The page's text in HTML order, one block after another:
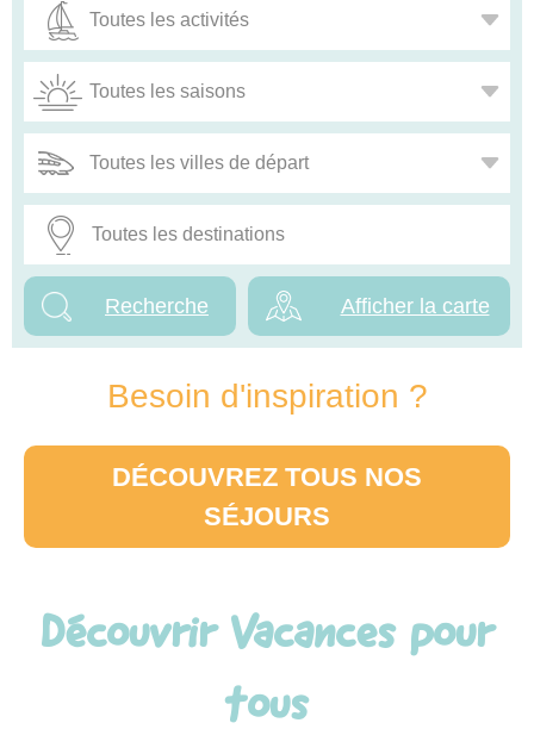
Afficher la carte
Besoin d'inspiration ?
DÉCOUVREZ TOUS NOS
SÉJOURS
Découvrir Vacances pour
tous